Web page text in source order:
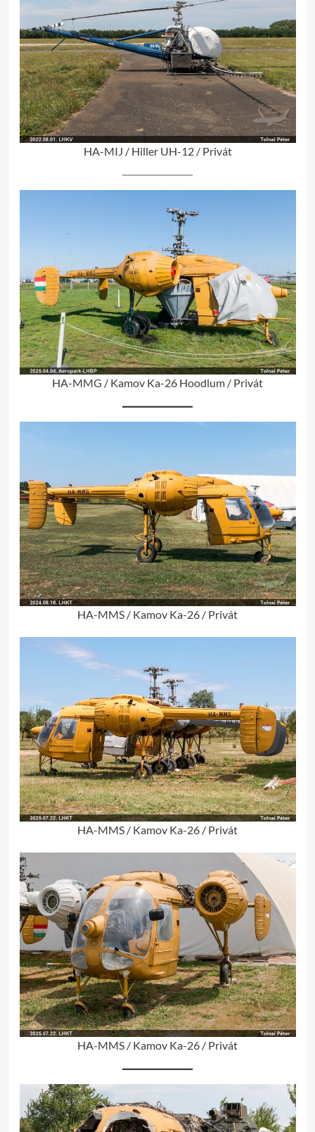
HA-MIJ / Hiller UH-12 / Privát
HA-MMG / Kamov Ka-26 Hoodlum / Privát
HA-MMS / Kamov Ka-26 / Privát
HA-MMS / Kamov Ka-26 / Privát
HA-MMS / Kamov Ka-26 / Privát